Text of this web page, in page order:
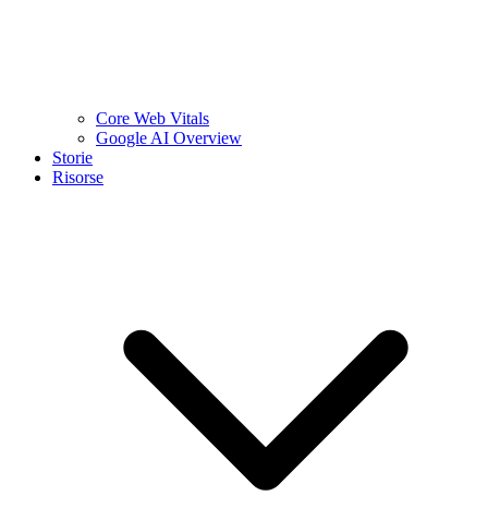
Core Web Vitals
Google AI Overview
Storie
Risorse